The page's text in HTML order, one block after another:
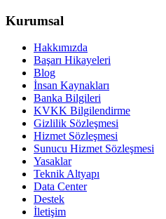
Kurumsal
Hakkımızda
Başarı Hikayeleri
Blog
İnsan Kaynakları
Banka Bilgileri
KVKK Bilgilendirme
Gizlilik Sözleşmesi
Hizmet Sözleşmesi
Sunucu Hizmet Sözleşmesi
Yasaklar
Teknik Altyapı
Data Center
Destek
İletişim